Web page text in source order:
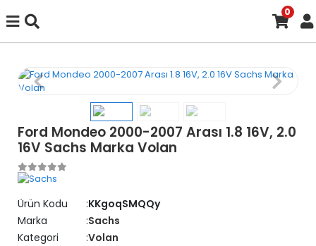
0
Ford Mondeo 2000-2007 Arası 1.8 16V, 2.0
16V Sachs Marka Volan
Ürün Kodu
KKgoqSMQQy
Marka
Sachs
Kategori
Volan